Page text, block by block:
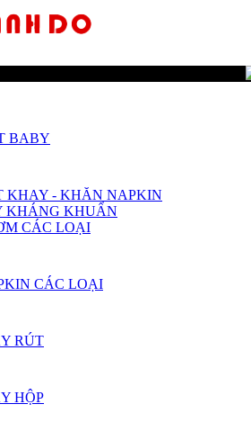
BABY
KHAY - KHĂN NAPKIN
KHÁNG KHUẨN
CÁC LOẠI
CÁC LOẠI
RÚT
HỘP